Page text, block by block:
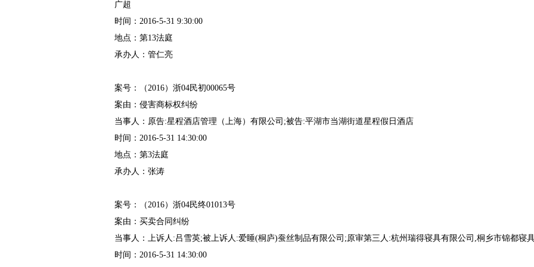
广超
时间：2016-5-31 9:30:00
地点：第13法庭
承办人：管仁亮
案号：（2016）浙04民初00065号
案由：侵害商标权纠纷
当事人：原告:星程酒店管理（上海）有限公司;被告:平湖市当湖街道星程假日酒店
时间：2016-5-31 14:30:00
地点：第3法庭
承办人：张涛
案号：（2016）浙04民终01013号
案由：买卖合同纠纷
当事人：上诉人:吕雪英;被上诉人:爱睡(桐庐)蚕丝制品有限公司;原审第三人:杭州瑞得寝具有限公司,桐乡市锦都寝
时间：2016-5-31 14:30:00